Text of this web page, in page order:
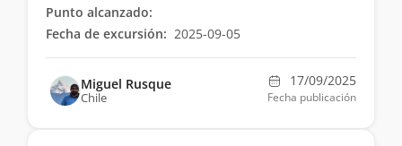
Punto alcanzado:
Fecha de excursión: 2025-09-05
Miguel Rusque
Chile
17/09/2025
Fecha publicación